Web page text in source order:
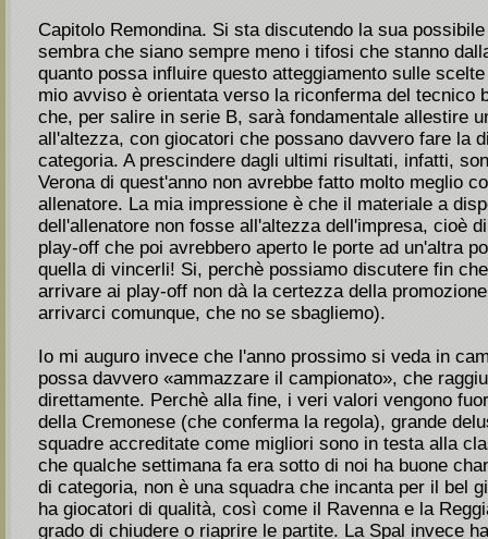
Capitolo Remondina. Si sta discutendo la sua
sembra che siano sempre meno i tifosi che stanno
quanto possa influire questo atteggiamento sulle
mio avviso è orientata verso la riconferma del tecnico
che, per salire in serie B, sarà fondamentale allestire
all'altezza, con giocatori che possano davvero fare la
categoria. A prescindere dagli ultimi risultati, infatti,
Verona di quest'anno non avrebbe fatto molto meglio
allenatore. La mia impressione è che il materiale a
dell'allenatore non fosse all'altezza dell'impresa, cioè
play-off che poi avrebbero aperto le porte ad un'altra
quella di vincerli! Si, perchè possiamo discutere fin
arrivare ai play-off non dà la certezza della
arrivarci comunque, che no se sbagliemo).
Io mi auguro invece che l'anno prossimo si veda in
possa davvero «ammazzare il campionato», che
direttamente. Perchè alla fine, i veri valori vengono
della Cremonese (che conferma la regola), grande
squadre accreditate come migliori sono in testa alla
che qualche settimana fa era sotto di noi ha buone
di categoria, non è una squadra che incanta per il bel
ha giocatori di qualità, così come il Ravenna e la
grado di chiudere o riaprire le partite. La Spal invece